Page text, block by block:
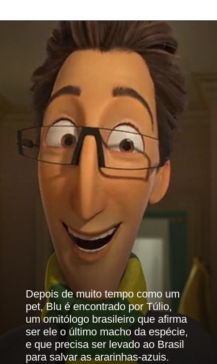
Depois de muito tempo como um
pet, Blu é encontrado por Túlio,
um ornitólogo brasileiro que afirma
ser ele o último macho da espécie,
e que precisa ser levado ao Brasil
para salvar as ararinhas-azuis.